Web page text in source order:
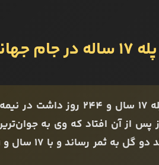
فرانسه
5 روز پس از آن افتاد که وی به